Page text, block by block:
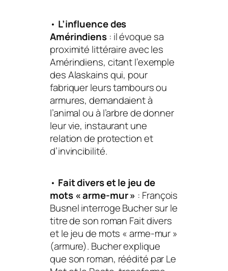
• L’influence des
Amérindiens: il évoque sa
proximité littéraire avec les
Amérindiens, citant l’exemple
des Alaskains qui, pour
fabriquer leurs tambours ou
armures, demandaient à
l’animal ou à l’arbre de donner
leur vie, instaurant une
relation de protection et
d’invincibilité.
• Fait divers et le jeu de
mots « arme-mur » : François
Busnel interroge Bucher sur le
titre de son roman Fait divers
et le jeu de mots «arme-mur»
(armure). Bucher explique
que son roman, réédité par Le